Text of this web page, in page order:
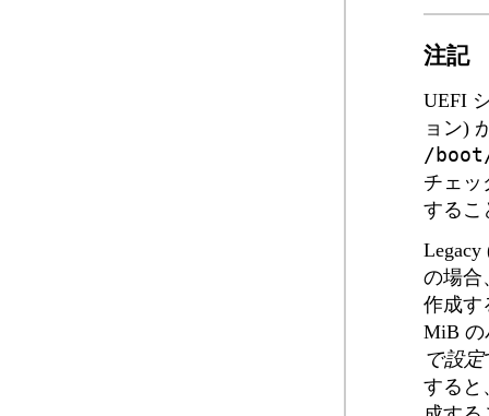
注記
UEFI
ョン)
/
チェッ
するこ
の場合
作成す
MiB の
で設定
すると